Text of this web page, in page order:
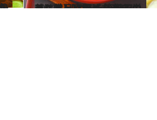
2022.11.27
メニューに困ったときはコレ！ 【とろたま親子のっけ丼】レシピ 簡単で栄養も満足度もバッチリ
グルメ